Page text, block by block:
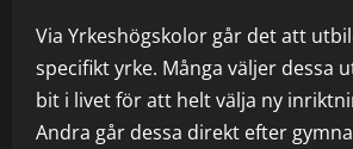
Via Yrkeshögskolor går det att
specifikt yrke. Många väljer dessa
bit i livet för att helt välja ny
Andra går dessa direkt efter